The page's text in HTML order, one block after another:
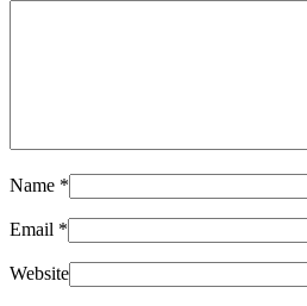
Name *
Email *
Website